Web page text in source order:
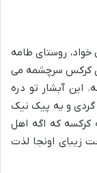
روستای طامه
کرکس سرچشمه می
این آبشار تو دره
گردی و یه پیک نیک
کرکسه که اگه اهل
زیبای اونجا لذت